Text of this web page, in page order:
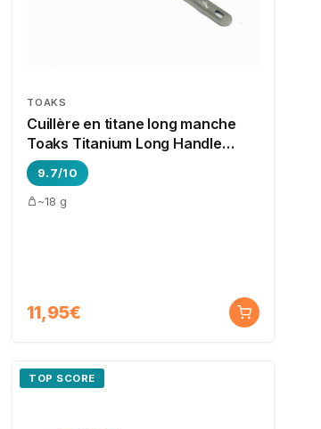
TOAKS
Cuillère en titane long manche
Toaks Titanium Long Handle
Spoon
9.7/10
~18 g
11,95€
TOP SCORE